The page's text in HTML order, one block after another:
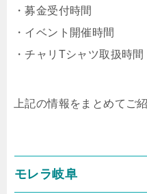
・募金受付時間
・イベント開催時間
・チャリTシャツ取扱時間
上記の情報をまとめてご
モレラ岐阜